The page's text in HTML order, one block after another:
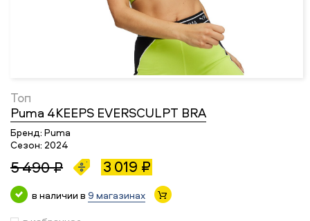
Топ
Puma 4KEEPS EVERSCULPT BRA
Бренд: Puma
Сезон: 2024
5 490 ₽ 3 019 ₽
в наличии в 9 магазинах